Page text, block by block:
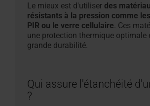
Le mieux est d'utiliser des
résistants à la pression comme
PIR ou le verre cellulaire. Ces
une protection thermique optimale
grande durabilité.
Qui assure l'étanchéité
?